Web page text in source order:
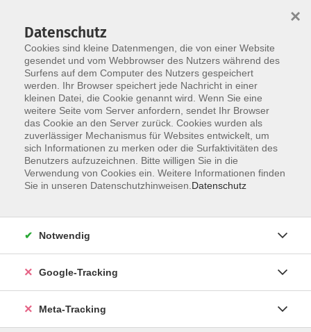
Skip to main content
Der Kurs konnte nicht gefunden werden.
Datenschutz
Cookies sind kleine Datenmengen, die von einer Website
gesendet und vom Webbrowser des Nutzers während des
Surfens auf dem Computer des Nutzers gespeichert
werden. Ihr Browser speichert jede Nachricht in einer
kleinen Datei, die Cookie genannt wird. Wenn Sie eine
weitere Seite vom Server anfordern, sendet Ihr Browser
das Cookie an den Server zurück. Cookies wurden als
zuverlässiger Mechanismus für Websites entwickelt, um
sich Informationen zu merken oder die Surfaktivitäten des
Benutzers aufzuzeichnen. Bitte willigen Sie in die
Verwendung von Cookies ein. Weitere Informationen finden
Sie in unseren Datenschutzhinweisen. Datenschutz
×
Notwendig
Google-Tracking
Meta-Tracking